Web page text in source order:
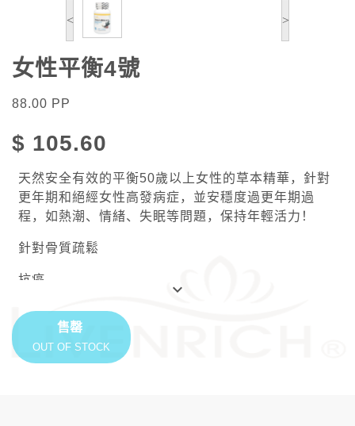
< >
女性平衡4號
88.00 PP
$ 105.60
天然安全有效的平衡50歲以上女性的草本精華，針對
更年期和絕經女性高發病症，並安穩度過更年期過
程，如熱潮、情緒、失眠等問題，保持年輕活力！
針對骨質疏鬆
抗癌
預防心血管疾病和保護肝臟
對抗細胞突變
keyboard_arrow_down
售罄
OUT OF STOCK